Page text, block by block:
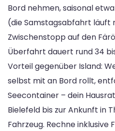
Bord nehmen, saisonal
(die Samstagsabfahrt läuft
Zwischenstopp auf den
Überfahrt dauert rund 34
Vorteil gegenüber Island:
selbst mit an Bord rollt,
Seecontainer – dein
Bielefeld bis zur Ankunft in
Fahrzeug. Rechne inklusive